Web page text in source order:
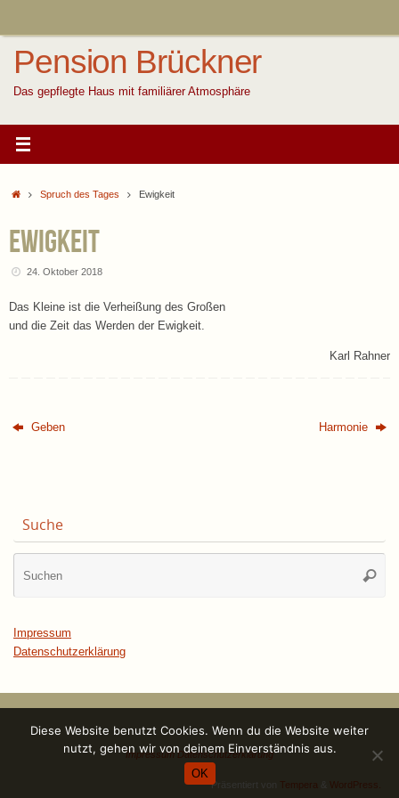
Pension Brückner
Das gepflegte Haus mit familiärer Atmosphäre
StartSpruch des Tages Ewigkeit
Ewigkeit
24. Oktober 2018
Das Kleine ist die Verheißung des Großen
und die Zeit das Werden der Ewigkeit.
Karl Rahner
Geben Harmonie
Suche
Impressum
Datenschutzerklärung
Impressum Datenschutzerklärung
Präsentiert von Tempera WordPress.
Diese Website benutzt Cookies. Wenn du die Website weiter
nutzt, gehen wir von deinem Einverständnis aus.
OK